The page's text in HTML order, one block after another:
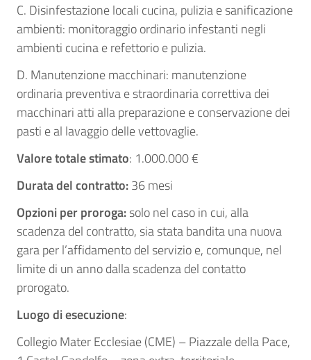
C. Disinfestazione locali cucina, pulizia e sanificazione
ambienti: monitoraggio ordinario infestanti negli
ambienti cucina e refettorio e pulizia.
D. Manutenzione macchinari: manutenzione
ordinaria preventiva e straordinaria correttiva dei
macchinari atti alla preparazione e conservazione dei
pasti e al lavaggio delle vettovaglie.
Valore totale stimato: 1.000.000 €
Durata del contratto:36 mesi
Opzioni per proroga:solo nel caso in cui, alla
scadenza del contratto, sia stata bandita una nuova
gara per l’affidamento del servizio e, comunque, nel
limite di un anno dalla scadenza del contatto
prorogato.
Luogo di esecuzione:
Collegio Mater Ecclesiae (CME) – Piazzale della Pace,